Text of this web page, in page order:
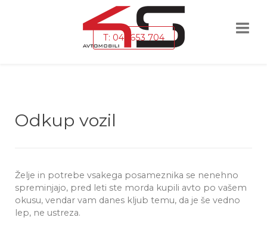
T: 041 653 704
Odkup vozil
Želje in potrebe vsakega posameznika se nenehno
spreminjajo, pred leti ste morda kupili avto po vašem
okusu, vendar vam danes kljub temu, da je še vedno
lep, ne ustreza.